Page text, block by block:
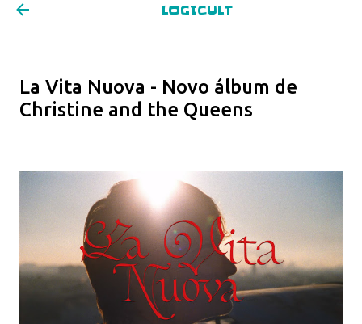
LOGICULT
La Vita Nuova - Novo álbum de
Christine and the Queens